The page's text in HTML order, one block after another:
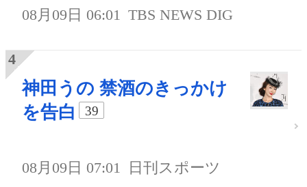
08月09日 06:01 TBS NEWS DIG
神田うの 禁酒のきっかけ
を告白
39
08月09日 07:01 日刊スポーツ